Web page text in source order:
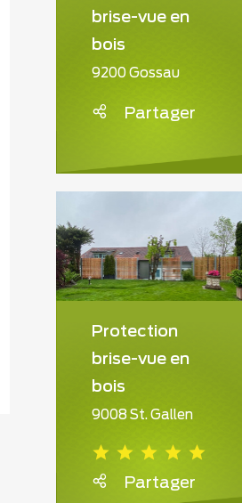
brise-vue en
bois
9200 Gossau
Partager
Protection
brise-vue en
bois
9008 St. Gallen
Partager